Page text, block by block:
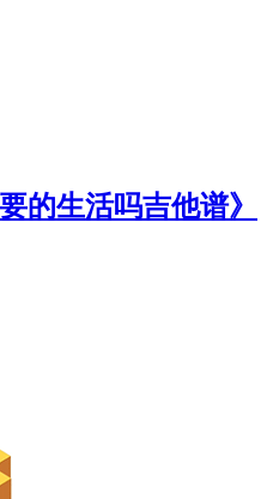
的生活吗吉他谱》